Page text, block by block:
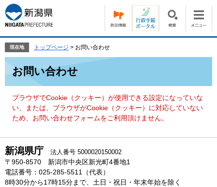
ー
ジ
の
頭
す。
ニ
ュ
ー
飛
て
現在地 トップページ > お問い合わせ
お問い合わせ
ブラウザでCookie（クッキー）が使用できる設定になっていな
い、または、ブラウザがCookie（クッキー）に対応していない
ため、お問い合わせフォームをご利用頂けません。
新潟県庁 法人番号 5000020150002
〒950-8570 新潟市中央区新光町4番地1
電話番号：025-285-5511（代表）
8時30分から17時15分まで、土日・祝日・年末年始を除く